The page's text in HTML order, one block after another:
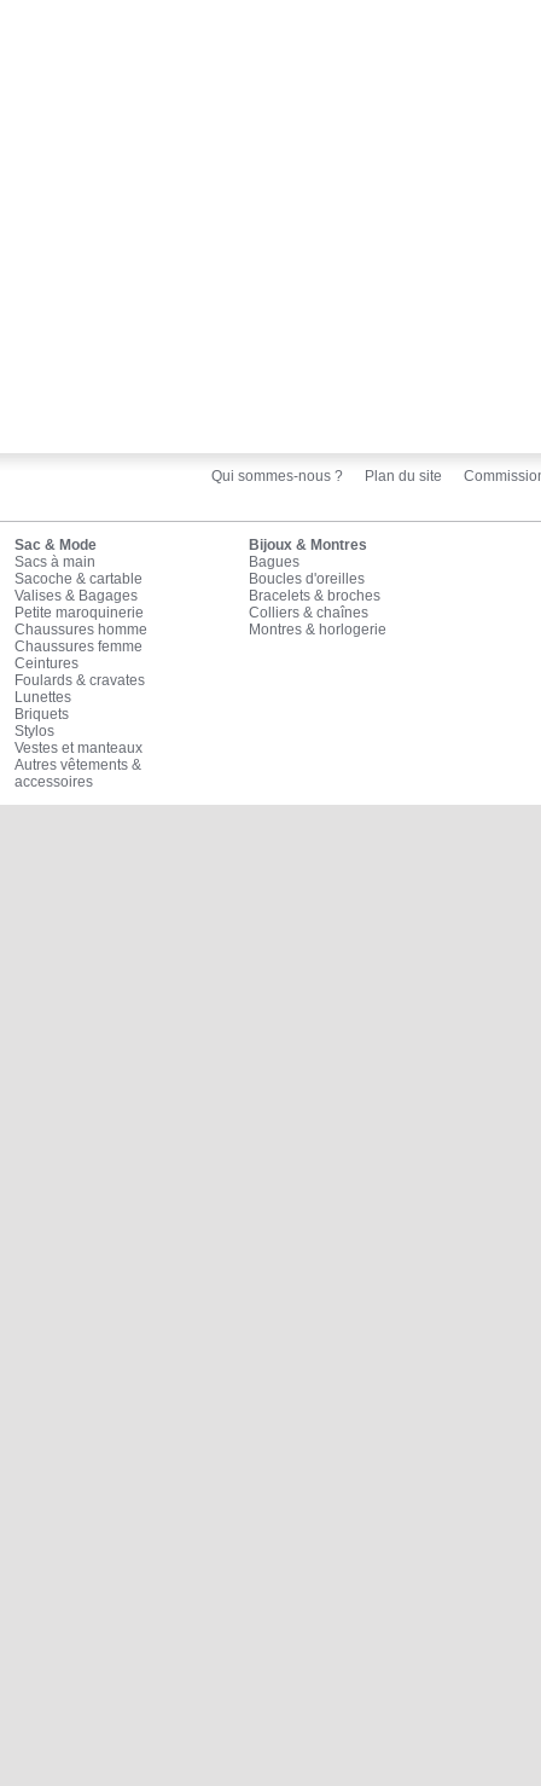
Qui sommes-nous ? Plan du site
Sac & Mode
Sacs à main
Sacoche & cartable
Valises & Bagages
Petite maroquinerie
Chaussures homme
Chaussures femme
Ceintures
Foulards & cravates
Lunettes
Briquets
Stylos
Vestes et manteaux
Autres vêtements &
accessoires
Bijoux & Montres
Bagues
Boucles d'oreilles
Bracelets & broches
Colliers & chaînes
Montres & horlogerie